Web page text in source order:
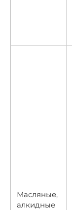
Масляные,
алкидные